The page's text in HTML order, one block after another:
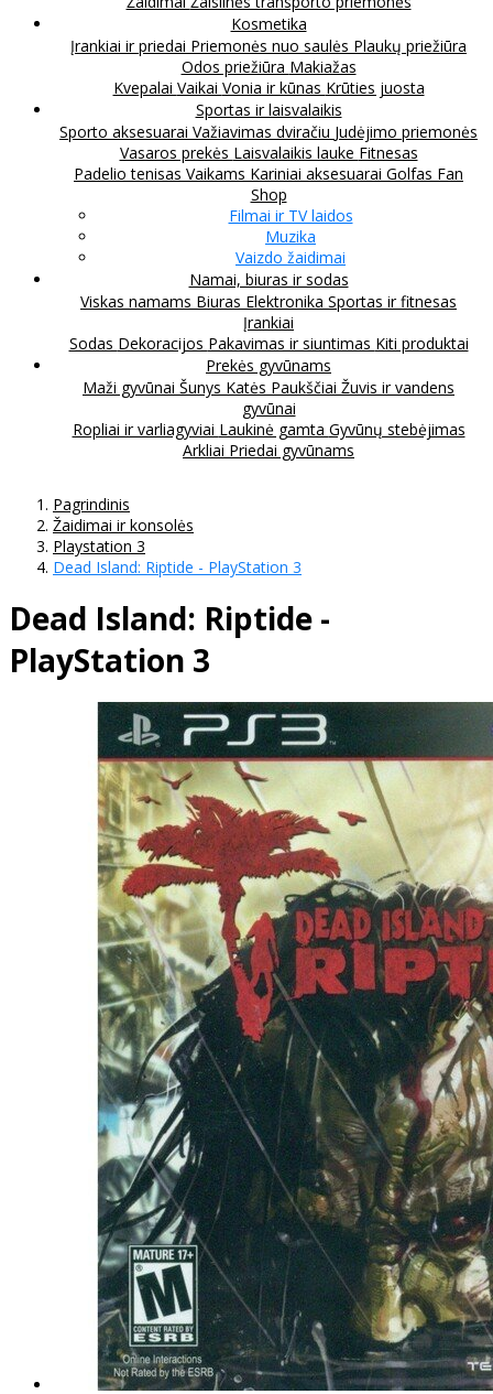
Kosmetika
Įrankiai ir priedai Priemonės nuo saulės Plaukų priežiūra
Odos priežiūra Makiažas
Kvepalai Vaikai Vonia ir kūnas Krūties juosta
Sportas ir laisvalaikis
Sporto aksesuarai Važiavimas dviračiu Judėjimo priemonės
Vasaros prekės Laisvalaikis lauke Fitnesas
Padelio tenisas Vaikams Kariniai aksesuarai Golfas Fan
Shop
Filmai ir TV laidos
Muzika
Vaizdo žaidimai
Namai, biuras ir sodas
Viskas namams Biuras Elektronika Sportas ir fitnesas
Įrankiai
Sodas Dekoracijos Pakavimas ir siuntimas Kiti produktai
Prekės gyvūnams
Maži gyvūnai Šunys Katės Paukščiai Žuvis ir vandens
gyvūnai
Ropliai ir varliagyviai Laukinė gamta Gyvūnų stebėjimas
Arkliai Priedai gyvūnams
Pagrindinis
Žaidimai ir konsolės
Playstation 3
Dead Island: Riptide - PlayStation 3
Dead Island: Riptide -
PlayStation 3